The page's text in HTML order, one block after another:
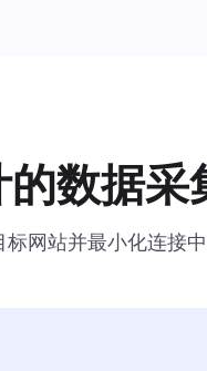
数据采
网站并最小化连接中